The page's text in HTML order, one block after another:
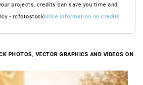
projects, credits can save you time and
- rcfotostockMore information on credits
PHOTOS, VECTOR GRAPHICS AND VIDEOS ON